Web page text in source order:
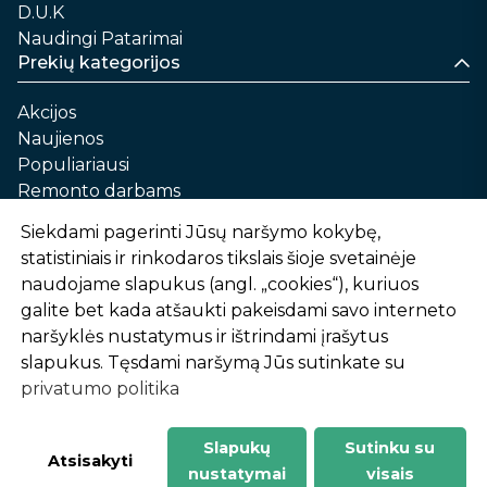
D.U.K
Naudingi Patarimai
Prekių kategorijos
Akcijos
Naujienos
Populiariausi
Remonto darbams
Automobilių priežiūrai
Sodui ir daržui
Informacija
Apie mus
Prekių pirkimo – pardavimo taisyklės
Prekių pristatymas ir atsiėmimas
Siekdami pagerinti Jūsų naršymo kokybę,
statistiniais ir rinkodaros tikslais šioje svetainėje
naudojame slapukus (angl. „cookies“), kuriuos
galite bet kada atšaukti pakeisdami savo interneto
naršyklės nustatymus ir ištrindami įrašytus
slapukus. Tęsdami naršymą Jūs sutinkate su
privatumo politika
Atsisakyti
Slapukų
nustatymai
Sutinku su
visais
-
1
2
%
n
u
o
l
a
i
d